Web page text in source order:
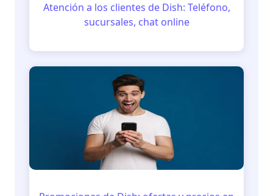
Atención a los clientes de Dish: Teléfono,
sucursales, chat online